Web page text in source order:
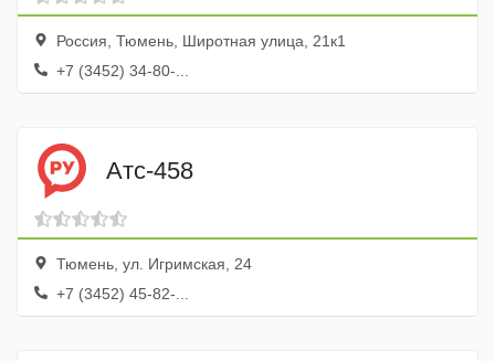
Россия, Тюмень, Широтная улица, 21к1
+7 (3452) 34-80-...
Атс-458
Тюмень, ул. Игримская, 24
+7 (3452) 45-82-...